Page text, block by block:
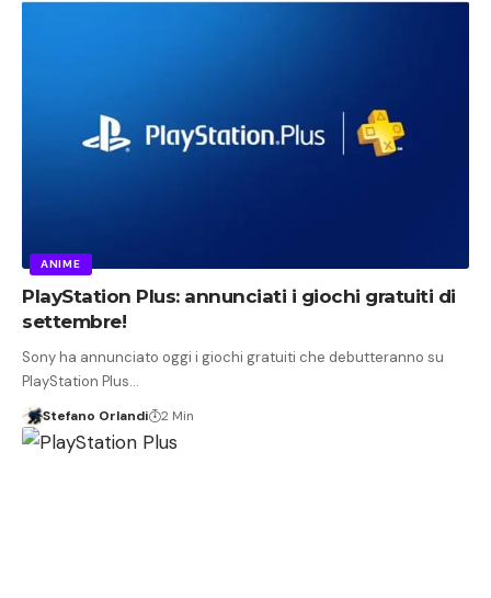
ANIME
PlayStation Plus: annunciati i giochi gratuiti di
settembre!
Sony ha annunciato oggi i giochi gratuiti che debutteranno su
PlayStation Plus…
Stefano Orlandi 2 Min